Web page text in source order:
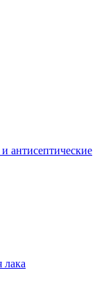
антисептические
лака